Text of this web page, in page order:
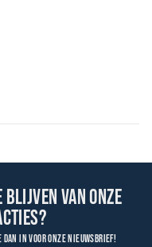
van onze
dan in voor onze nieuwsbrief!